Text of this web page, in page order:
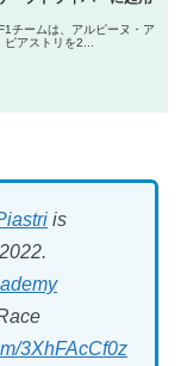
チームは、アルピーヌ・ア
アストリを2...
is
3XhFAcCf0z